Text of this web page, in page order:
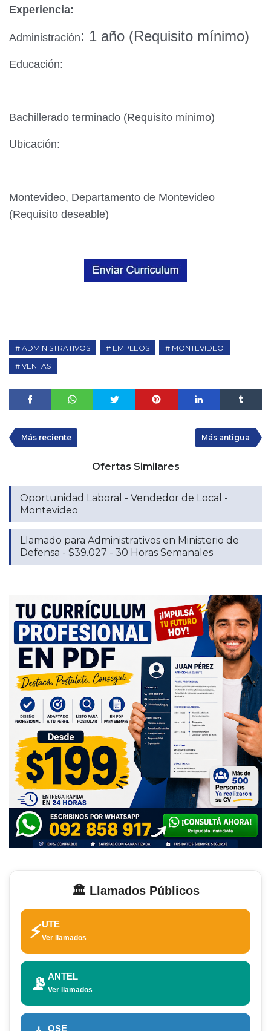
Experiencia:
Administración: 1 año (Requisito mínimo)
Educación:
Bachillerado terminado (Requisito mínimo)
Ubicación:
Montevideo, Departamento de Montevideo
(Requisito deseable)
ADMINISTRATIVOS EMPLEOS
MONTEVIDEO
VENTAS
Más reciente Más antigua
Ofertas Similares
Oportunidad Laboral - Vendedor de Local -
Montevideo
Llamado para Administrativos en Ministerio de
Defensa - $39.027 - 30 Horas Semanales
🏛️ Llamados Públicos
⚡UTE
Ver llamados
📡 ANTEL
Ver llamados
OSE